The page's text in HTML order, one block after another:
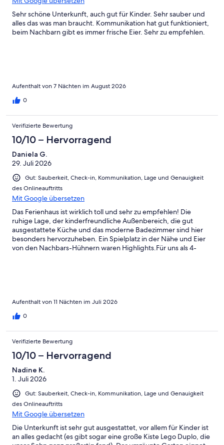
Sehr schöne Unterkunft, auch gut für Kinder. Sehr sauber und
alles das was man braucht. Kommunikation hat gut funktioniert,
beim Nachbarn gibt es immer frische Eier. Sehr zu empfehlen.
Aufenthalt von 7 Nächten im August 2026
0
Verifizierte Bewertung
10/10 – Hervorragend
Daniela G.
29. Juli 2026
Gut: Sauberkeit, Check-in, Kommunikation, Lage und Genauigkeit
des Onlineauftritts
Mit Google übersetzen
Das Ferienhaus ist wirklich toll und sehr zu empfehlen! Die
ruhige Lage, der kinderfreundliche Außenbereich, die gut
ausgestattete Küche und das moderne Badezimmer sind hier
besonders hervorzuheben. Ein Spielplatz in der Nähe und Eier
von den Nachbars-Hühnern waren Highlights.Für uns als 4-
freundliche Kommunikation!
Aufenthalt von 11 Nächten im Juli 2026
0
Verifizierte Bewertung
10/10 – Hervorragend
Nadine K.
1. Juli 2026
Gut: Sauberkeit, Check-in, Kommunikation, Lage und Genauigkeit
des Onlineauftritts
Mit Google übersetzen
Die Unterkunft ist sehr gut ausgestattet, vor allem für Kinder ist
an alles gedacht (es gibt sogar eine große Kiste Lego Duplo, die